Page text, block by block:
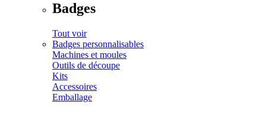
Badges
Tout voir
Badges personnalisables
Machines et moules
Outils de découpe
Kits
Accessoires
Emballage